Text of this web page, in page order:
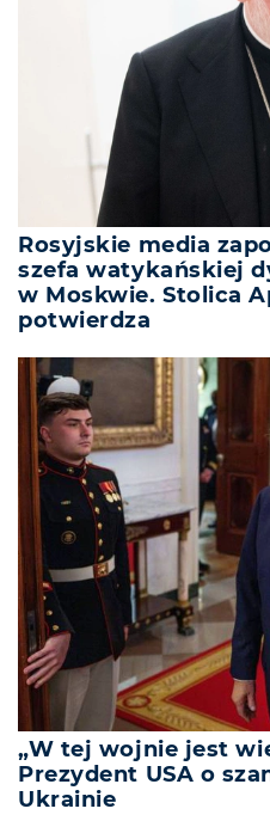
Rosyjskie media
szefa watykańskiej
w Moskwie. Stolica
potwierdza
„W tej wojnie jest
Prezydent USA o
Ukrainie